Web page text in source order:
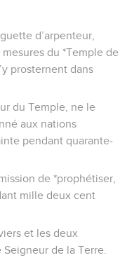
d’arpenteur,
du *Temple de
prosternent dans
du Temple, ne le
aux nations
pendant quarante-
de *prophétiser,
mille deux cent
et les deux
de la Terre.